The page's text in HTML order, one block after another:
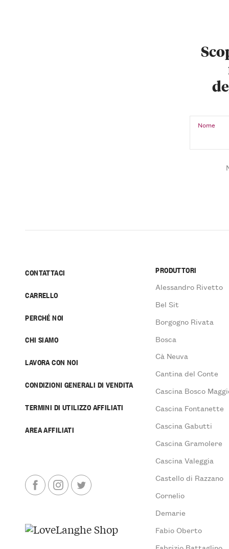
Nome
CONTATTACI
CARRELLO
PERCHÉ NOI
CHI SIAMO
LAVORA CON NOI
CONDIZIONI GENERALI DI VENDITA
TERMINI DI UTILIZZO AFFILIATI
AREA AFFILIATI
PRODUTTORI
Alessandro Rivetto
Bel Sit
Borgogno Rivata
Bosca
Cà Neuva
Cantina del Conte
Cascina Bosco
Cascina Fontanette
Cascina Gabutti
Cascina Gramolere
Cascina Valeggia
Castello di Razzano
Cornelio
Demarie
Fabio Oberto